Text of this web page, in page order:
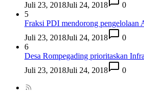
Juli 23, 2018Juli 24, 2018
0
5
Fraksi PDI mendorong pengelolaan
Juli 23, 2018Juli 24, 2018
0
6
Desa Rompegading prioritaskan
Juli 23, 2018Juli 24, 2018 0